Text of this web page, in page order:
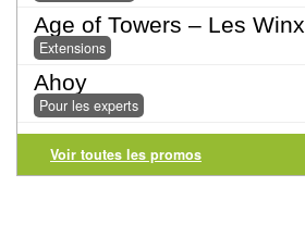
Pour
2
Joueurs
Ambiance
Coopératif
Age of Towers – Les Winx
Extensions
Ahoy
Pour les experts
Voir toutes les promos